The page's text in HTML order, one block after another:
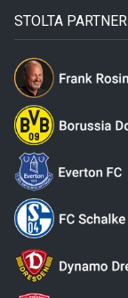
STOLTA PARTNER